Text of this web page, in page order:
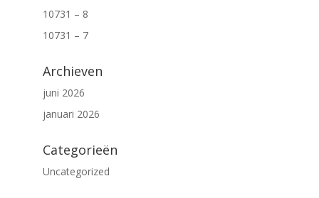
10731 – 8
10731 – 7
Archieven
juni 2026
januari 2026
Categorieën
Uncategorized